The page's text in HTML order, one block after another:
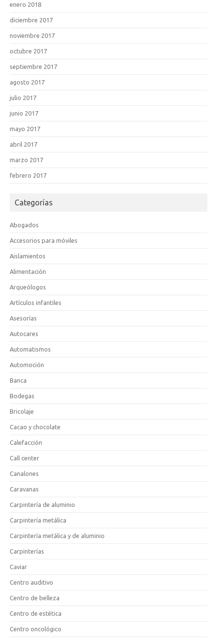
enero 2018
diciembre 2017
noviembre 2017
octubre 2017
septiembre 2017
agosto 2017
julio 2017
junio 2017
mayo 2017
abril 2017
marzo 2017
febrero 2017
Categorías
Abogados
Accesorios para móviles
Aislamientos
Alimentación
Arqueólogos
Artículos infantiles
Asesorías
Autocares
Automatismos
Automoción
Banca
Bodegas
Bricolaje
Cacao y chocolate
Calefacción
Call center
Canalones
Caravanas
Carpintería de aluminio
Carpintería metálica
Carpintería metálica y de aluminio
Carpinterías
Caviar
Centro auditivo
Centro de belleza
Centro de estética
Centro oncológico